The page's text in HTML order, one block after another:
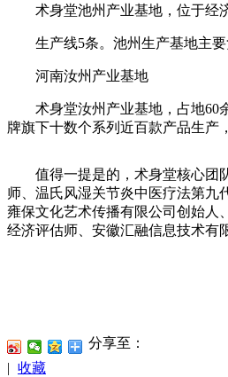
术身堂池州产业基地，位于经济
生产线5条。池州生产基地主要
河南汝州产业基地
术身堂汝州产业基地，占地60余
牌旗下十数个系列近百款产品生产
值得一提是的，术身堂核心团队
师、温氏风湿关节炎中医疗法第九
雍保文化艺术传播有限公司创始人
经济评估师、安徽汇融信息技术有
分享至：
| 收藏